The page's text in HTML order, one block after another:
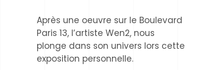
Après une oeuvre sur le Boulevard
Paris 13, l’artiste Wen2, nous
plonge dans son univers lors cette
exposition personnelle.